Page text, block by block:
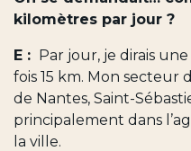
kilomètres par jour ?
E : Par jour, je dirais
fois 15 km. Mon secteur
de Nantes, Saint-
principalement dans
la ville.